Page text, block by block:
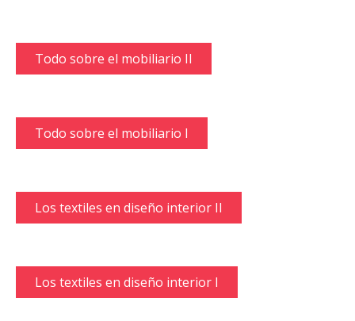
Todo sobre el mobiliario II
Todo sobre el mobiliario I
Los textiles en diseño interior II
Los textiles en diseño interior I